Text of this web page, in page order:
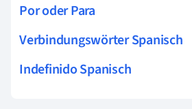
Por oder Para
Verbindungswörter Spanisch
Indefinido Spanisch